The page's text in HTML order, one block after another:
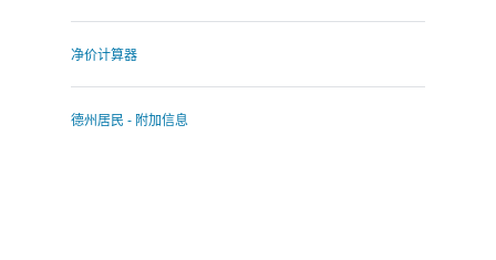
净价计算器
德州居民 - 附加信息